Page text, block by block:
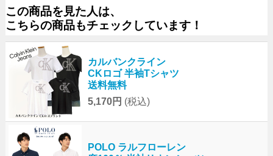
この商品を見た人は、
こちらの商品もチェックしています！
カルバンクライン
CKロゴ 半袖Tシャツ
送料無料
5,170円 (税込)
POLO ラルフローレン